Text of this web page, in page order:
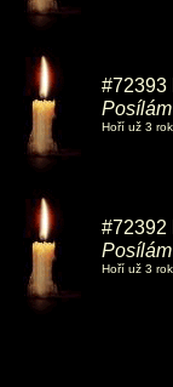
#72393
Hoří už 3
#72392
Hoří už 3